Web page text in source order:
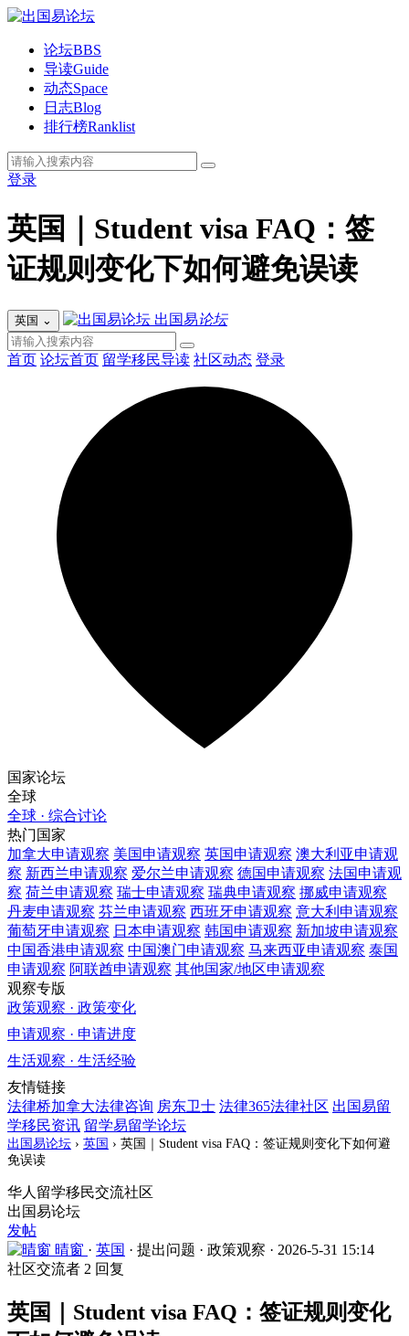
论坛BBS
导读Guide
动态Space
日志Blog
排行榜Ranklist
登录
英国｜Student visa FAQ：签
证规则变化下如何避免误读
英国 ⌄ 出国易论坛
首页 论坛首页 留学移民导读 社区动态 登录
国家论坛
全球
全球 · 综合讨论
热门国家
加拿大申请观察 美国申请观察 英国申请观察 澳大利亚申请观
察 新西兰申请观察 爱尔兰申请观察 德国申请观察 法国申请观
察 荷兰申请观察 瑞士申请观察 瑞典申请观察 挪威申请观察
丹麦申请观察 芬兰申请观察 西班牙申请观察 意大利 申请观察
葡萄牙申请观察 日本申请观察 韩国申请观察 新加坡申请观察
中国香港申请观察 中国澳门申请观察 马来西亚申请观察 泰国
申请观察 阿联酋申请观察 其他国家/地区申请观察
观察专版
政策观察 · 政策变化
申请观察 · 申请进度
生活观察 · 生活经验
友情链接
法律桥加拿大法律咨询 房东卫士 法律365法律社区 出国易留
学移民资讯 留学易留学论坛
出国易论坛 › 英国 › 英国｜Student visa FAQ：签证规则变化下如何避
免误读
华人留学移民交流社区
出国易论坛
发帖
晴窗 · 英国 · 提出问题 · 政策观察 · 2026-5-31 15:14
社区交流者 2 回复
英国｜Student visa FAQ：签证规则变化